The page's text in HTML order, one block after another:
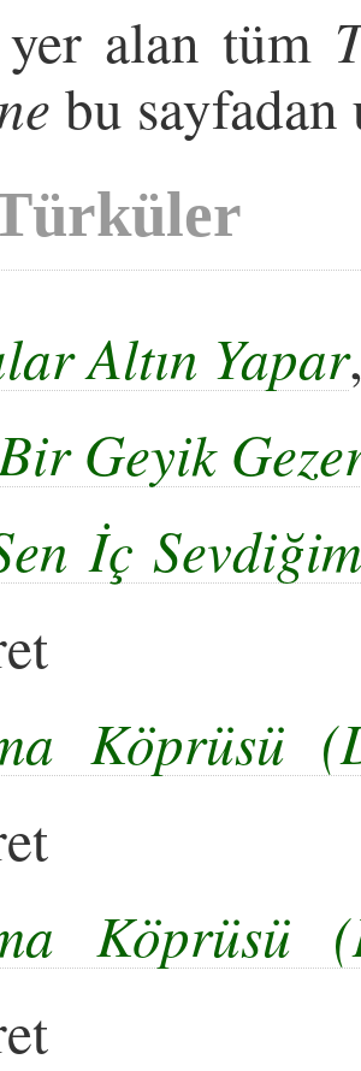
alan tüm
bu
Altın Yapar
Geyik
İç
Köprüsü
Köprüsü